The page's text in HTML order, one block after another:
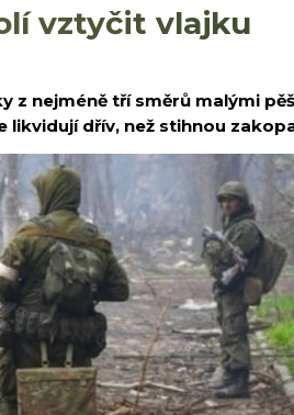
vztyčit vlajku
z nejméně tří směrů malými
likvidují dřív, než stihnou